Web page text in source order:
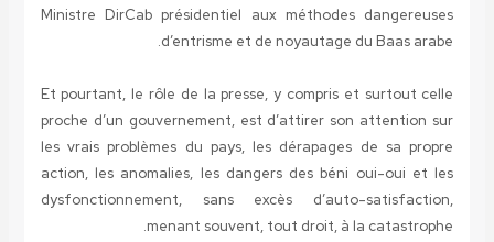
Ministre DirCab présidentiel aux méthodes dangereuses
d’entrisme et de noyautage du Baas arabe.
Et pourtant, le rôle de la presse, y compris et surtout celle
proche d’un gouvernement, est d’attirer son attention sur
les vrais problèmes du pays, les dérapages de sa propre
action, les anomalies, les dangers des béni oui-oui et les
dysfonctionnement, sans excès d’auto-satisfaction,
menant souvent, tout droit, à la catastrophe.